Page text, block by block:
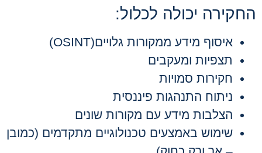
החקירה יכולה לכלול:
איסוף מידע ממקורות גלויים(OSINT)
תצפיות ומעקבים
חקירות סמויות
ניתוח התנהגות פיננסית
הצלבות מידע עם מקורות שונים
שימוש באמצעים טכנולוגיים מתקדמים (כמובן